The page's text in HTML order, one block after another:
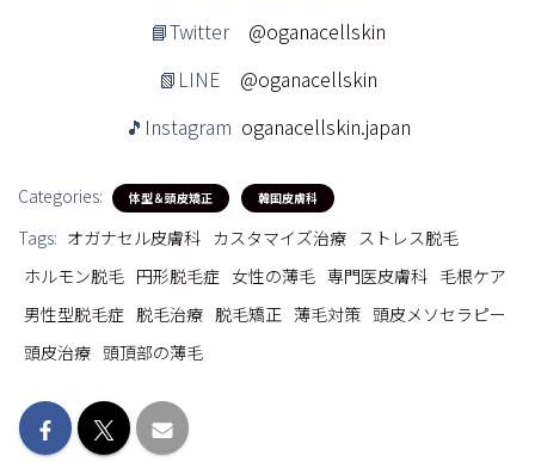
📘Twitter @oganacellskin
📗LINE @oganacellskin
🎵Instagram oganacellskin.japan
Categories: 体型＆頭皮矯正 韓国皮膚科
Tags: オガナセル皮膚科 カスタマイズ治療 ストレス脱毛
ホルモン脱毛 円形脱毛症 女性の薄毛 専門医皮膚科 毛根ケア
男性型脱毛症 脱毛治療 脱毛矯正 薄毛対策 頭皮メソセラピー
頭皮治療 頭頂部の薄毛